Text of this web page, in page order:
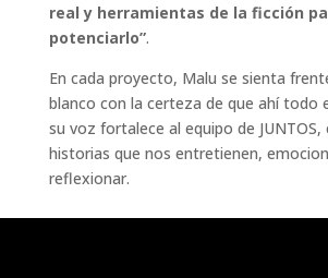
real y herramientas de la ficción
potenciarlo”.
En cada proyecto, Malu se sienta
blanco con la certeza de que ahí todo
su voz fortalece al equipo de JUNTOS,
historias que nos entretienen,
reflexionar.